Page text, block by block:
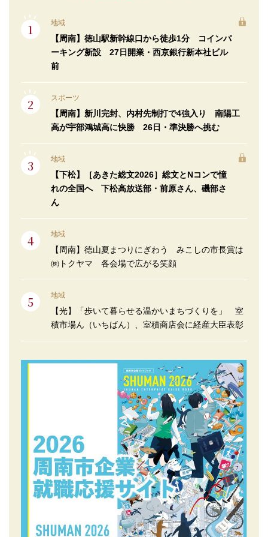
地域
【周南】徳山駅新幹線口から徒歩1分 コインパ
ーキング新設 27日開業・西京銀行新本社ビル
前
スポーツ
【周南】新川完封、内村先制打で4強入り 南陽工
高が宇部鴻城高に快勝 26日・準決勝へ挑む
地域
【下松】［あきた総文2026］総文とNコンで憧
れの全国へ 下松高放送部・前原さん、磯部さ
ん
地域
【周南】徳山夏まつりにぎわう みこしの市長賞は
㈱トクヤマ 各会場で広がる笑顔
地域
【光】「歩いて暮らせる温かいまちづくりを」 室
積市場ん（いちばん）、室積商店会に経産大臣表彰